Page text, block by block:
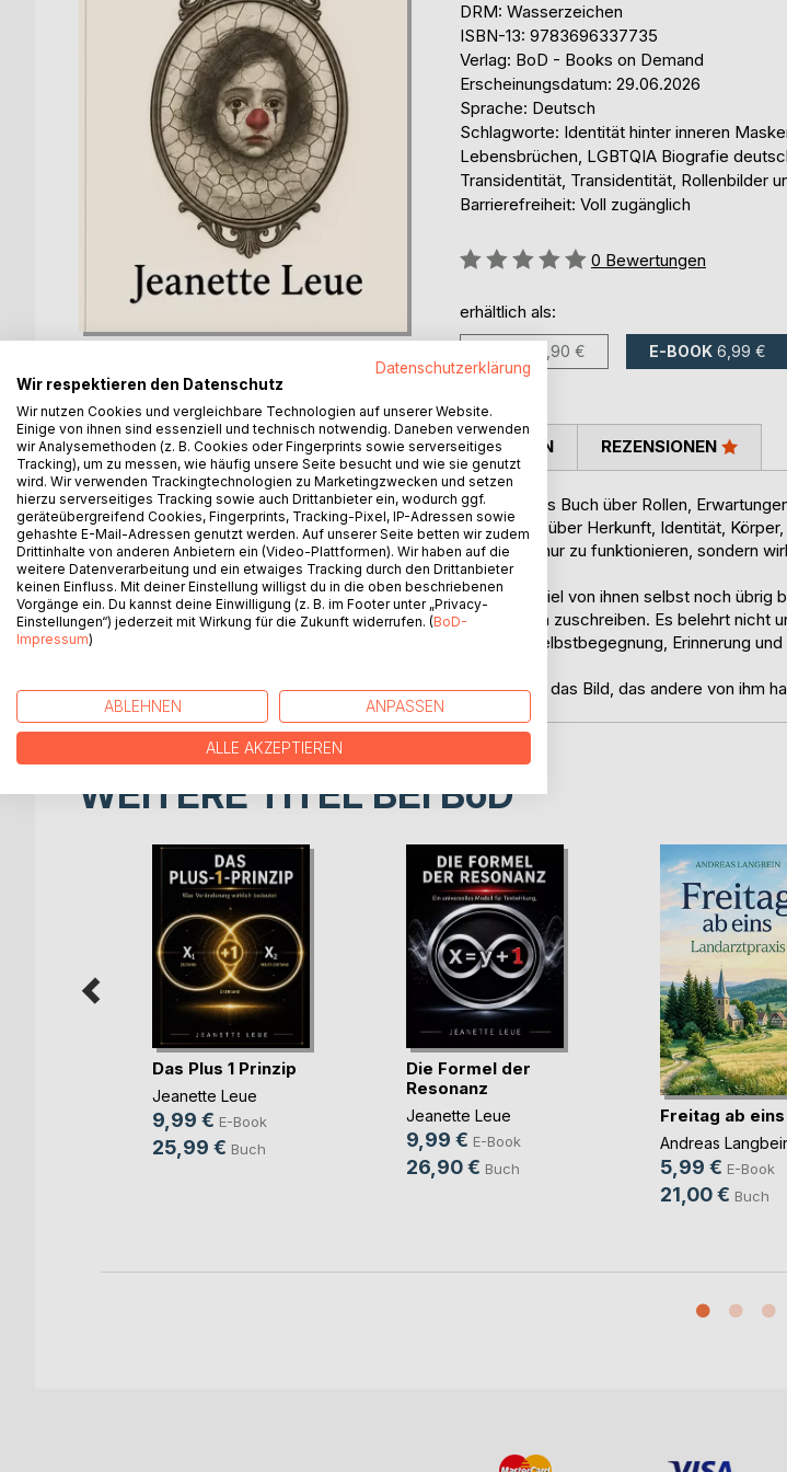
DRM: Wasserzeichen
ISBN-13: 9783696337735
Verlag: BoD - Books on Demand
Erscheinungsdatum: 29.06.2026
Sprache: Deutsch
Schlagworte: Identität hinter inneren
Lebensbrüchen, LGBTQIA Biografie
Transidentität, Transidentität, Rollenbilder
Barrierefreiheit: Voll zugänglich
Bewertung::
0 Bewertungen
erhältlich als:
17,90 € E-BOOK 6,99 €
BESCHREIBUNG
"Der Spiegel und der weinende Clown" ist ein persönliches Buch über Rollen,
die ein Mensch oft lange verbirgt. Jeanette Leue schreibt über Herkunft, Identität,
Selbstdarstellung, innere Masken und den Wunsch, nicht nur zu funktionieren, sondern
Das Buch richtet sich an Menschen, die sich fragen, wie viel von ihnen selbst noch übrig
Familie, Gesellschaft oder Internet ihnen bestimmte Rollen zuschreiben. Es belehrt nicht
Lösungen. Stattdessen öffnet es einen stillen Raum für Selbstbegegnung, Erinnerung
Ein Buch für alle, die spüren, dass ein Mensch mehr ist als das Bild, das andere von ihm
AUTOR/IN PRESSESTIMMEN REZENSIONEN
WEITERE TITEL BEIBoD
Das Plus 1 Prinzip
Jeanette Leue
9,99 € E-Book
25,99 € Buch
Die Formel der
Resonanz
Jeanette Leue
9,99 € E-Book
26,90 € Buch
Freitag ab eins
Andreas
5,99 € E-Book
21,00 € Buch
Datenschutzerklärung
Wir respektieren den Datenschutz
Wir nutzen Cookies und vergleichbare Technologien auf unserer Website.
Einige von ihnen sind essenziell und technisch notwendig. Daneben verwenden
wir Analysemethoden (z. B. Cookies oder Fingerprints sowie serverseitiges
Tracking), um zu messen, wie häufig unsere Seite besucht und wie sie genutzt
wird. Wir verwenden Trackingtechnologien zu Marketingzwecken und setzen
hierzu serverseitiges Tracking sowie auch Drittanbieter ein, wodurch ggf.
geräteübergreifend Cookies, Fingerprints, Tracking-Pixel, IP-Adressen sowie
gehashte E-Mail-Adressen genutzt werden. Auf unserer Seite betten wir zudem
Drittinhalte von anderen Anbietern ein (Video-Plattformen). Wir haben auf die
weitere Datenverarbeitung und ein etwaiges Tracking durch den Drittanbieter
keinen Einfluss. Mit deiner Einstellung willigst du in die oben beschriebenen
Vorgänge ein. Du kannst deine Einwilligung (z. B. im Footer unter „Privacy-
Einstellungen“) jederzeit mit Wirkung für die Zukunft widerrufen. (BoD-
Impressum)
ABLEHNEN ANPASSEN
ALLE AKZEPTIEREN